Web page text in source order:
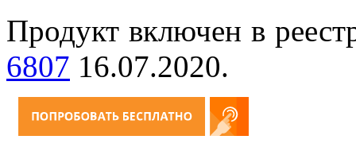
Продукт включен в
6807 16.07.2020.